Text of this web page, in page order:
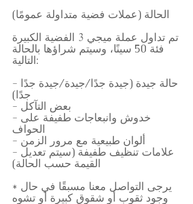
الحالة (عملات فضية متداولة عمومًا)
تم تداول عملة ميجي 3 الفضية الكبيرة
فئة 50 سينًا، وسيتم شراؤها بالحالة
التالية:
- حالة جيدة (جيدة جدًا/جيدة/جيدة جدًا
جدًا)
- بعض التآكل
- خدوش وانبعاجات طفيفة على
الحواف
- ألوان طبيعية مع مرور الزمن
- علامات تنظيف طفيفة (سيتم تعديل
القيمة حسب الحالة)
* يرجى التواصل معنا مسبقًا في حال
وجود ثقوب أو شقوق كبيرة أو تشوه